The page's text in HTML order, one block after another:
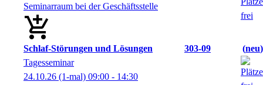
Seminarraum bei der Geschäftsstelle
Schlaf-Störungen und Lösungen 303-09
neu
Tagesseminar
24.10.26 (1-mal) 09:00 - 14:30